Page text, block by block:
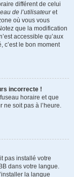
différent de celui
de l’utilisateuret
où vous vous
que la modification
accessible qu’aux
c’est le bon moment
incorrecte !
horaire et que
ne soit pas à l’heure.
pas installé votre
dans votre langue.
la langue